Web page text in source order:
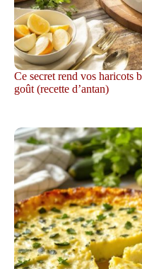
Ce secret rend vos haricots
goût (recette d’antan)